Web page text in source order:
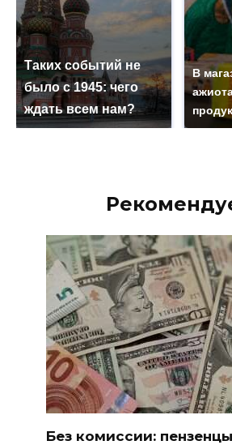
Таких событий не
было с 1945: чего
ждать всем нам?
В
Без комиссии: